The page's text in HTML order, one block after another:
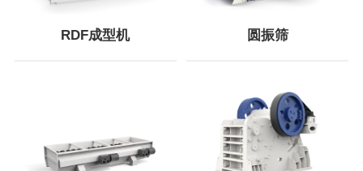
RDF成型机 圆振筛